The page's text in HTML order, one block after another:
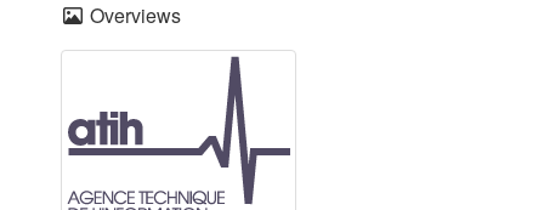
Overviews